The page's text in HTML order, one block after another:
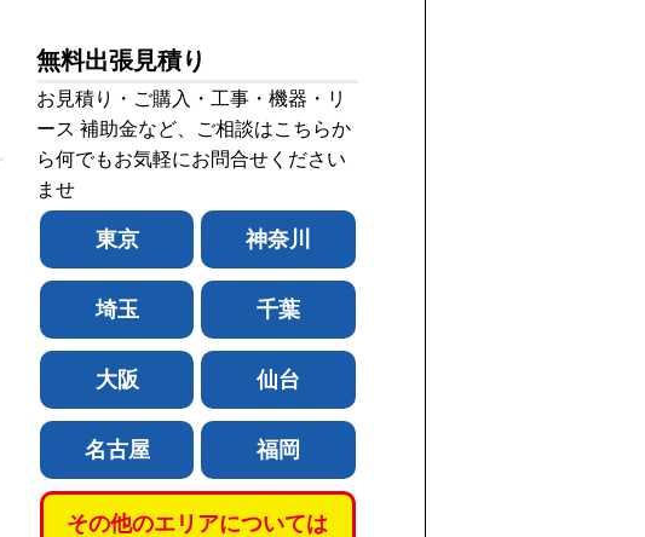
無料出張見積り
お見積り・ご購入・工事・機器・リ
ース 補助金など、ご相談はこちらか
ら何でもお気軽にお問合せください
ませ
東京 神奈川
埼玉 千葉
大阪 仙台
名古屋 福岡
その他のエリアについては